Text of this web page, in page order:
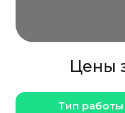
Цены
Тип работы